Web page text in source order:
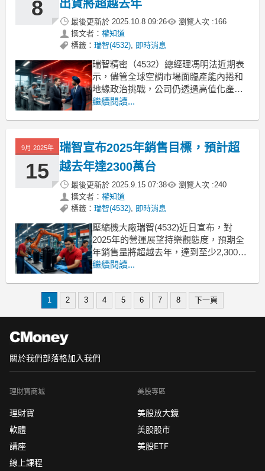
8
出貨將超越去年
最後更新於 2025.10.8 09:26 瀏覽人次 :166
撰文者： 權知道
標籤： 瑞智(4532), 即時消息
瑞智精密（4532）總經理馮明法近期表
示，儘管全球空調市場面臨產能內捲和
地緣政治挑戰，公司仍透過高值化產品
和全球布局展現營運韌性，預期第四季
效應及中國補貼政策到期，提前拉貨潮
導致營運不如預期，但隨著客戶備貨動
能回升，營運將重回正常。
繼續閱讀...
9月 2025年
15
瑞智宣布2025年銷售目標，預計超
越去年達2300萬台
最後更新於 2025.9.15 07:38 瀏覽人次 :240
撰文者： 權知道
標籤： 瑞智(4532), 即時消息
壓縮機大廠瑞智(4532)近日宣布，對
2025年的營運展望持樂觀態度，預期全
年銷售量將超越去年，達到至少2,300萬
台。這一增長預期主要受到關稅問題逐
在壓縮機市場中持續保持增長的決心。
繼續閱讀...
1 2 3 4 5 6 7 8 下一頁
關於我們部落格加入我們
理財寶商城
理財寶
軟體
講座
線上課程
美股專區
美股放大鏡
美股股市
美股ETF